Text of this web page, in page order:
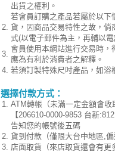
出貨之權利。
2.
若會員訂購之產品若屬於以
貨，因商品交易特性之故，
式(以電子郵件為主，再輔以
3.
會員使用本網站進行交易時
應為有利於消費者之解釋。
4. 若須訂製特殊尺吋產品，如
選擇付款方式：
1. ATM轉帳（未滿一定金額會
【206610-0000-9853 台新
告知您的帳號後五碼
2. 貨到付款（僅限大台中地區,
3. 店面取貨（來店取貨還會有更